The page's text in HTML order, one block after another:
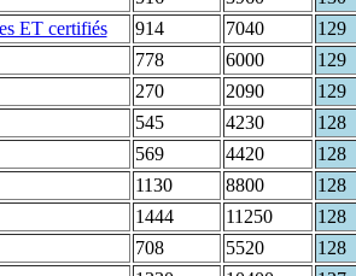
914 7040
129
778 6000
129
270 2090
129
545 4230
128
569 4420
128
1130 8800
128
1444 11250
128
708 5520
128